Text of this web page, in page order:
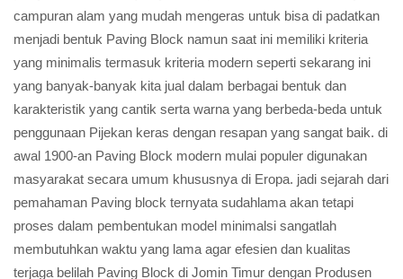
campuran alam yang mudah mengeras untuk bisa di padatkan
menjadi bentuk Paving Block namun saat ini memiliki kriteria
yang minimalis termasuk kriteria modern seperti sekarang ini
yang banyak-banyak kita jual dalam berbagai bentuk dan
karakteristik yang cantik serta warna yang berbeda-beda untuk
penggunaan Pijekan keras dengan resapan yang sangat baik. di
awal 1900-an Paving Block modern mulai populer digunakan
masyarakat secara umum khususnya di Eropa. jadi sejarah dari
pemahaman Paving block ternyata sudahlama akan tetapi
proses dalam pembentukan model minimalsi sangatlah
membutuhkan waktu yang lama agar efesien dan kualitas
terjaga belilah Paving Block di Jomin Timur dengan Produsen